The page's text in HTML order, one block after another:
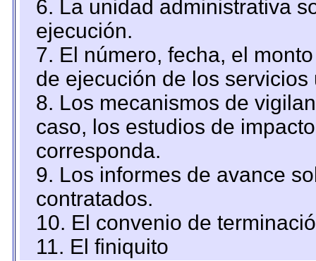
6. La unidad administrativa
ejecución.
7. El número, fecha, el
de ejecución de los servicios
8. Los mecanismos de
caso, los estudios de
corresponda.
9. Los informes de avance
contratados.
10. El convenio de
11. El finiquito